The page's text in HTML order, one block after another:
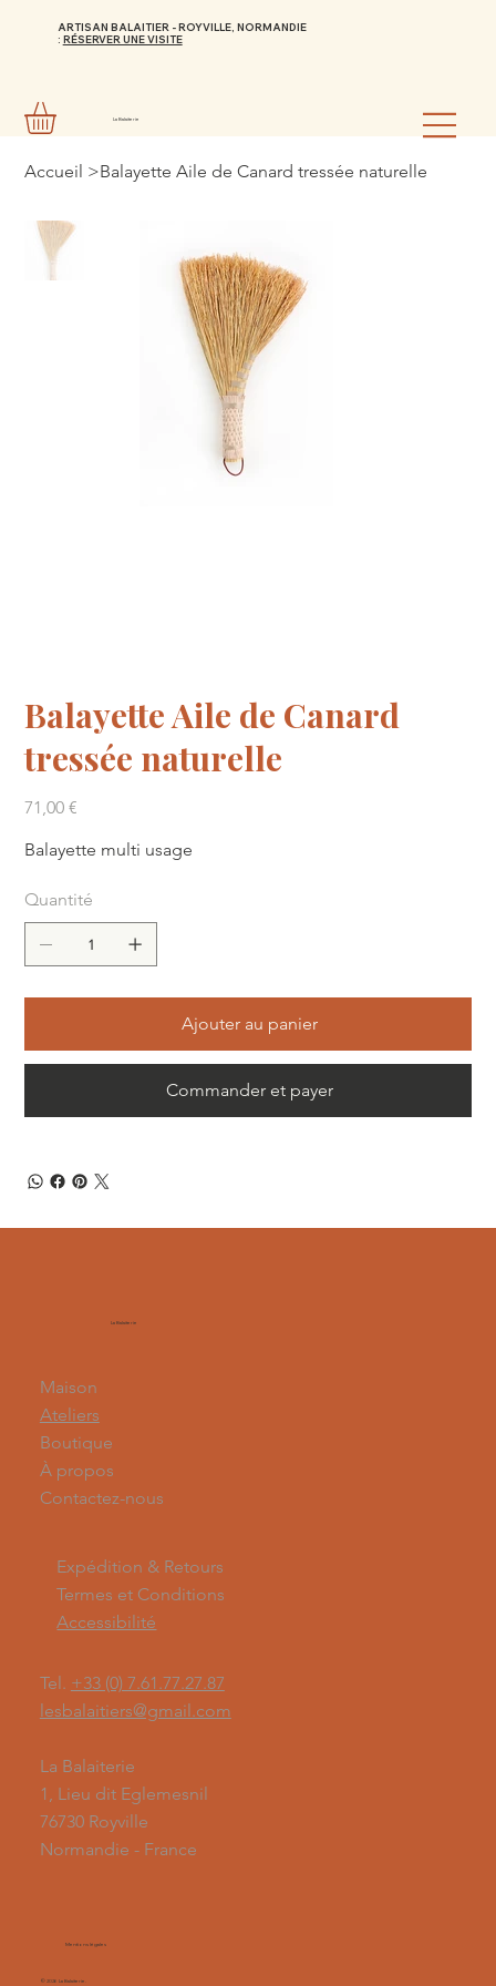
ARTISAN BALAITIER - ROYVILLE, NORMANDIE
: RÉSERVER UNE VISITE
La Balaiterie
Accueil >Balayette Aile de Canard tressée naturelle
Balayette Aile de Canard
tressée naturelle
71,00 €
Balayette multi usage
Quantité
Ajouter au panier
Commander et payer
La Balaiterie
Maison
Ateliers
Boutique
À propos
Contactez-nous
Expédition & Retours
Termes et Conditions
Accessibilité
Tel. +33 (0) 7.61.77.27.87
lesbalaitiers@gmail.com
La Balaiterie
1, Lieu dit Eglemesnil
76730 Royville
Normandie - France
© 2026 La Balaiterie.
Mentions légales